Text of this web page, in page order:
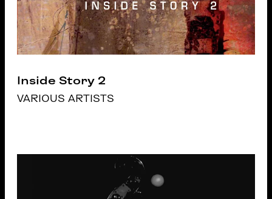
Inside Story 2
VARIOUS ARTISTS